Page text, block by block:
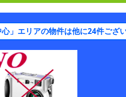
」エリアの物件は他に24件ござい